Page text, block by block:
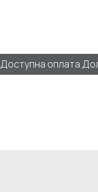
Доступна оплата